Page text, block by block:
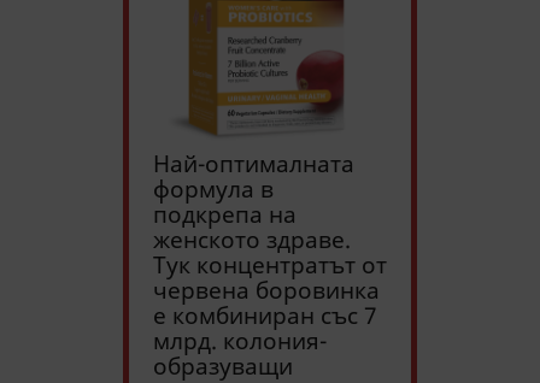
Най-оптималната
формула в
подкрепа на
женското здраве.
Тук концентратът от
червена боровинка
е комбиниран със 7
млрд. колония-
образуващи